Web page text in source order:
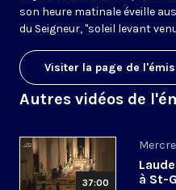
son heure matinale éveille
du Seigneur, "soleil levant
Visiter la page de
Autres vidéos de
37:00
à St-